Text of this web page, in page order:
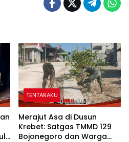
TENTARAKU
Merajut Asa di Dusun
Krebet: Satgas TMMD 129
Bojonegoro dan Warga